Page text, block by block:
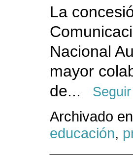
La
Nacional
mayor
de...
Archivado
educación,